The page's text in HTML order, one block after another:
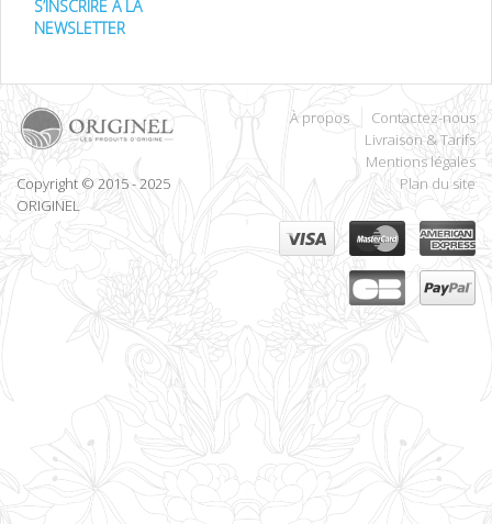
S’INSCRIRE À LA
NEWSLETTER
Copyright © 2015 - 2025
ORIGINEL
À propos
Contactez-nous
Livraison & Tarifs
Mentions légales
Plan du site